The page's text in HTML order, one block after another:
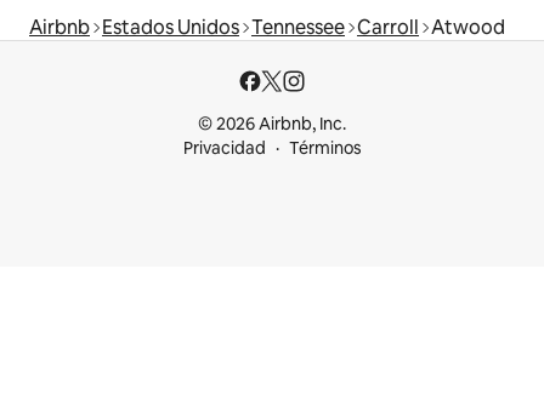
Airbnb Estados Unidos Tennessee Carroll Atwood
© 2026 Airbnb, Inc.
Privacidad
Términos